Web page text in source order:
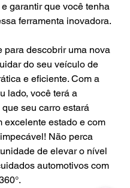
garantir que você tenha
ferramenta inovadora.
para descobrir uma nova
do seu veículo de
e eficiente. Com a
lado, você terá a
seu carro estará
excelente estado e com
Não perca
de elevar o nível
automotivos com